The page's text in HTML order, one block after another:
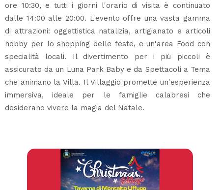
ore 10:30, e tutti i giorni l'orario di visita è continuato
dalle 14:00 alle 20:00. L'evento offre una vasta gamma
di attrazioni: oggettistica natalizia, artigianato e articoli
hobby per lo shopping delle feste, e un'area Food con
specialità locali. Il divertimento per i più piccoli è
assicurato da un Luna Park Baby e da Spettacoli a Tema
che animano la Villa. Il Villaggio promette un'esperienza
immersiva, ideale per le famiglie calabresi che
desiderano vivere la magia del Natale.